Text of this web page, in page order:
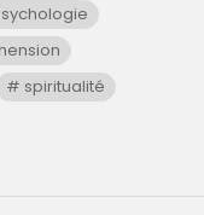
spiritualité